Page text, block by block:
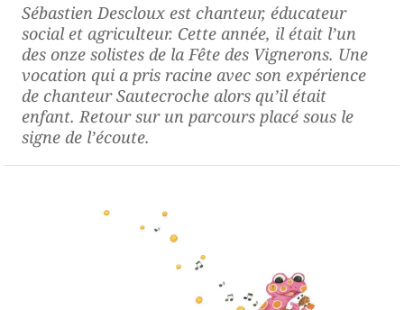
Sébastien Descloux est chanteur, éducateur
social et agriculteur. Cette année, il était l’un
des onze solistes de la Fête des Vignerons. Une
vocation qui a pris racine avec son expérience
de chanteurSautecroche alors qu’il était
enfant. Retour sur un parcours placé sous le
signe de l’écoute.